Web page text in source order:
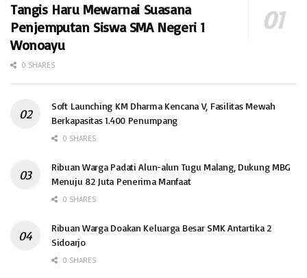
Tangis Haru Mewarnai Suasana
Penjemputan Siswa SMA Negeri 1
Wonoayu
0 SHARES
Soft Launching KM Dharma Kencana V, Fasilitas Mewah
Berkapasitas 1.400 Penumpang
0 SHARES
Ribuan Warga Padati Alun-alun Tugu Malang, Dukung MBG
Menuju 82 Juta Penerima Manfaat
0 SHARES
Ribuan Warga Doakan Keluarga Besar SMK Antartika 2
Sidoarjo
0 SHARES